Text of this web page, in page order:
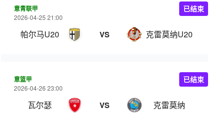
意青联甲
2026-04-25 21:00
帕尔马U20 VS 克雷莫纳U20
已结束
意篮甲
2026-04-26 23:00
瓦尔瑟 VS 克雷莫纳
已结束